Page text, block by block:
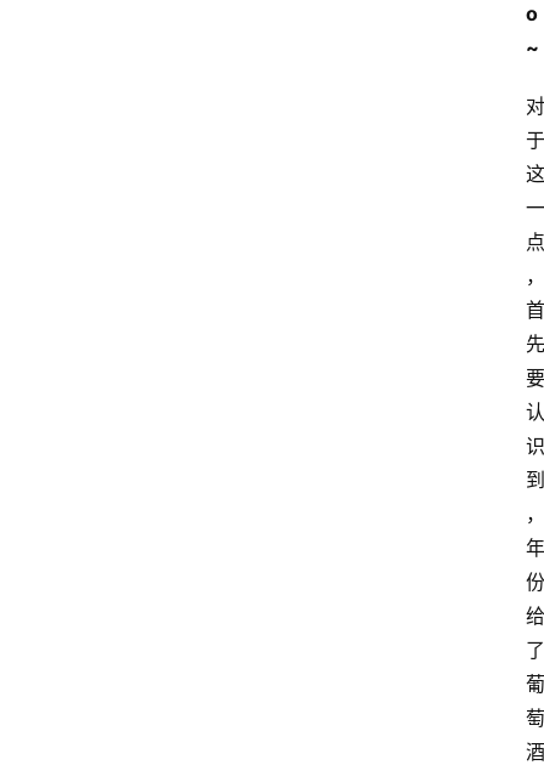
o
~
对
于
这
一
点
，
首
先
要
认
识
到
，
年
份
给
了
葡
萄
酒